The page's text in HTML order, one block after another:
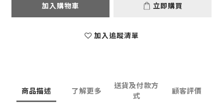
加入購物車 立即購買
加入追蹤清單
商品描述 了解更多
送貨及付款方
式
顧客評價